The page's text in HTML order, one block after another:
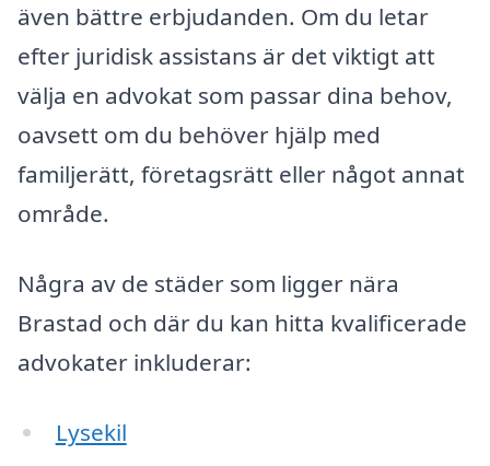
även bättre erbjudanden. Om du letar
efter juridisk assistans är det viktigt att
välja en advokat som passar dina behov,
oavsett om du behöver hjälp med
familjerätt, företagsrätt eller något annat
område.
Några av de städer som ligger nära
Brastad och där du kan hitta kvalificerade
advokater inkluderar:
Lysekil